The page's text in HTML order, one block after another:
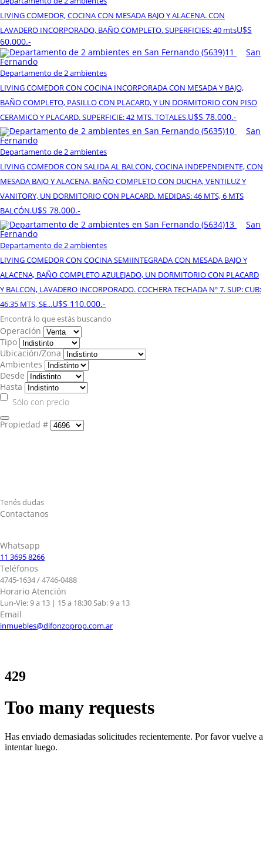
LIVING COMEDOR, COCINA CON MESADA BAJO Y ALACENA. CON
LAVADERO INCORPORADO, BAÑO COMPLETO. SUPERFICIES: 40 mtsU$S
60.000.-
11
San
Fernando
Departamento de 2 ambientes
LIVING COMEDOR CON COCINA INCORPORADA CON MESADA Y BAJO,
BAÑO COMPLETO, PASILLO CON PLACARD, Y UN DORMITORIO CON PISO
CERAMICO Y PLACARD. SUPERFICIE: 42 MTS. TOTALES.U$S 78.000.-
10
San
Fernando
Departamento de 2 ambientes
LIVING COMEDOR CON SALIDA AL BALCON, COCINA INDEPENDIENTE, CON
MESADA BAJO Y ALACENA, BAÑO COMPLETO CON DUCHA, VENTILUZ Y
VANITORY, UN DORMITORIO CON PLACARD. MEDIDAS: 46 MTS, 6 MTS
BALCÓN.U$S 78.000.-
13
San
Fernando
Departamento de 2 ambientes
LIVING COMEDOR CON COCINA SEMIINTEGRADA CON MESADA BAJO Y
ALACENA, BAÑO COMPLETO AZULEJADO, UN DORMITORIO CON PLACARD
Y BALCON, LAVADERO INCORPORADO. COCHERA TECHADA Nº 7. SUP: CUB:
46.35 MTS, SE...U$S 110.000.-
Encontrá lo que estás buscando
Operación
Tipo
Ubicación/Zona
Ambientes
Desde
Hasta
Sólo con precio
Propiedad #
Tenés dudas
Contactanos
Whatsapp
11 3695 8266
Teléfonos
4745-1634 / 4746-0488
Horario Atención
Lun-Vie: 9 a 13 | 15 a 18:30 Sab: 9 a 13
Email
inmuebles@difonzoprop.com.ar